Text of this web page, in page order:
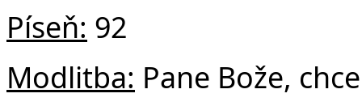
Píseň: 92
Modlitba: Pane Bože,